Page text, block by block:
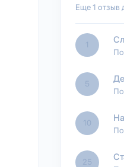
Еще 1 отзыв
1
5
10
25